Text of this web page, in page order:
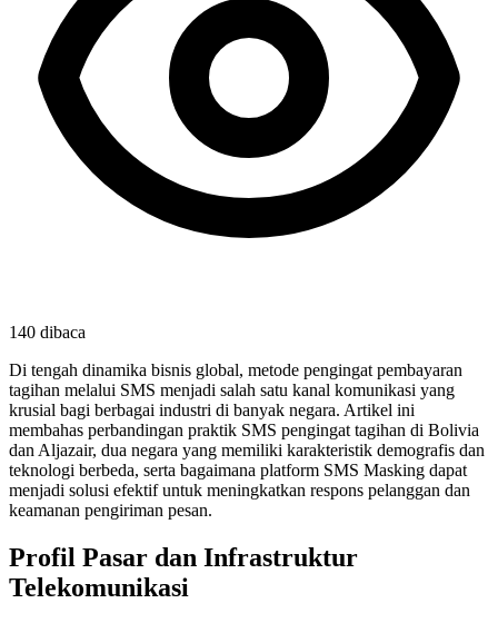
140 dibaca
Di tengah dinamika bisnis global, metode pengingat pembayaran
tagihan melalui SMS menjadi salah satu kanal komunikasi yang
krusial bagi berbagai industri di banyak negara. Artikel ini
membahas perbandingan praktik SMS pengingat tagihan di Bolivia
dan Aljazair, dua negara yang memiliki karakteristik demografis dan
teknologi berbeda, serta bagaimana platform SMS Masking dapat
menjadi solusi efektif untuk meningkatkan respons pelanggan dan
keamanan pengiriman pesan.
Profil Pasar dan Infrastruktur
Telekomunikasi